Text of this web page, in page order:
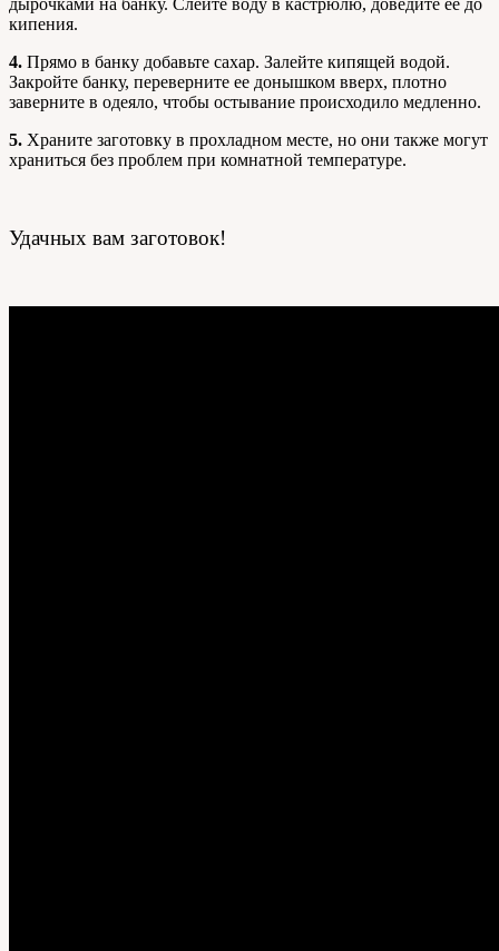
кипения.
4. Прямо в банку добавьте сахар. Залейте кипящей водой.
Закройте банку, переверните ее донышком вверх, плотно
заверните в одеяло, чтобы остывание происходило медленно.
5. Храните заготовку в прохладном месте, но они также могут
храниться без проблем при комнатной температуре.
Удачных вам заготовок!